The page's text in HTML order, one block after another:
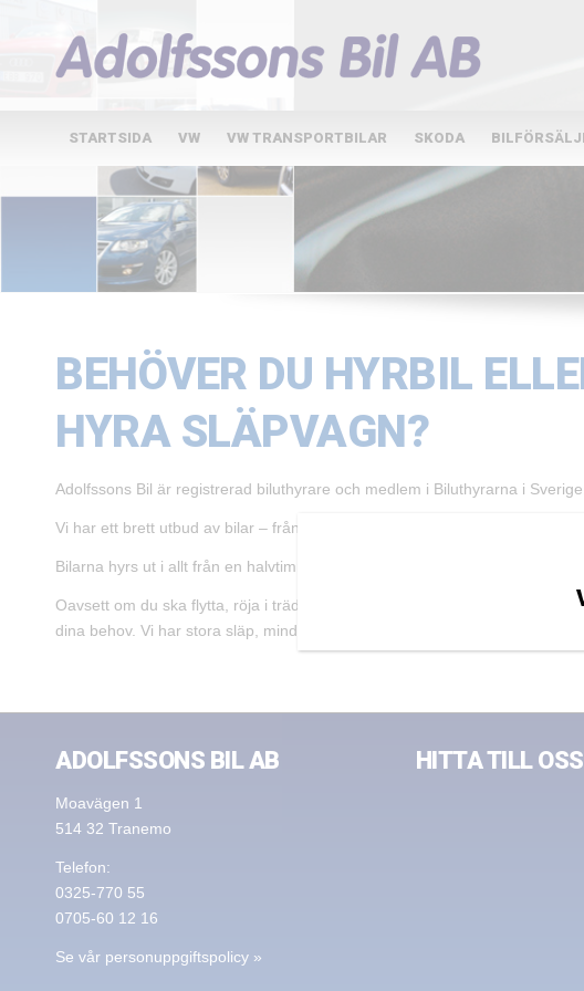
STARTSIDA VW VW TRANSPORTBILAR SKODA
BEHÖVER DU HYRBIL
HYRA SLÄPVAGN?
Adolfssons Bil är registrerad biluthyrare och medlem i Biluthyrarna i Sverige.
Vi har ett brett utbud av bilar – från de minsta personbilarna till minibussar
Bilarna hyrs ut i allt från en halvtimma till flera veckor efter dina önskemål.
Oavsett om du ska flytta, röja i trädgården eller rensa vinden har vi bilsläp
dina behov. Vi har stora släp, mindre släp, skåpsläp, täckta släp,
ADOLFSSONS BIL AB
Moavägen 1
514 32 Tranemo
Telefon:
0325-770 55
0705-60 12 16
Se vår personuppgiftspolicy »
HITTA TILL OSS